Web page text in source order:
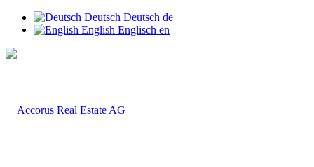
Deutsch Deutsch de
English Englisch en